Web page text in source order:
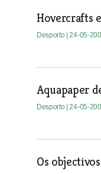
Hovercrafts
Desporto | 24-05-
Aquapaper
Desporto | 24-05-
Os